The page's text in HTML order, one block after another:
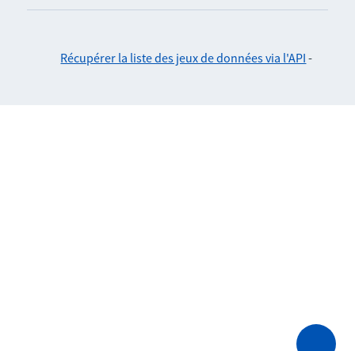
Récupérer la liste des jeux de données via l'API -